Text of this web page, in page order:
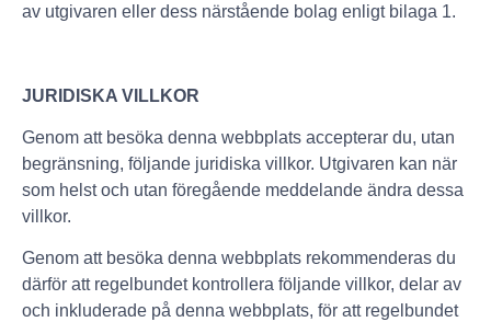
av utgivaren eller dess närstående bolag enligt bilaga 1.
JURIDISKA VILLKOR
Genom att besöka denna webbplats accepterar du, utan
begränsning, följande juridiska villkor. Utgivaren kan när
som helst och utan föregående meddelande ändra dessa
villkor.
Genom att besöka denna webbplats rekommenderas du
därför att regelbundet kontrollera följande villkor, delar av
och inkluderade på denna webbplats, för att regelbundet